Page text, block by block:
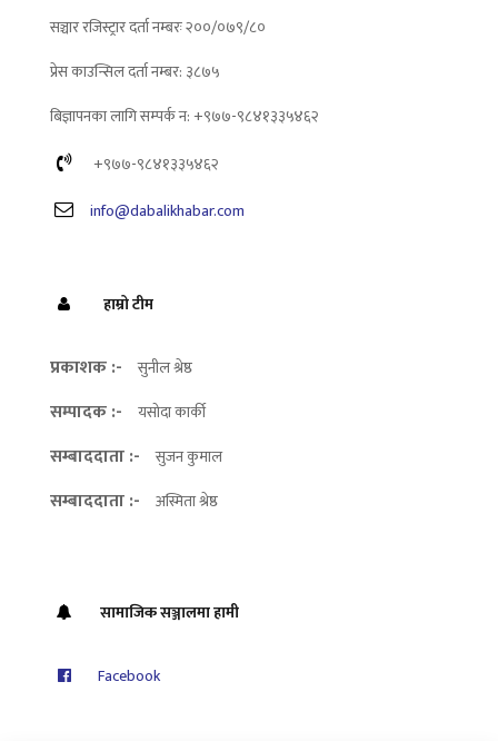
सञ्चार रजिस्ट्रार दर्ता नम्बरः २००/०७९/८०
प्रेस काउन्सिल दर्ता नम्बर: ३८७५
बिज्ञापनका लागि सम्पर्क न: +९७७-९८४१३३५४६२
+९७७-९८४१३३५४६२
info@dabalikhabar.com
हाम्रो टीम
प्रकाशक :- सुनील श्रेष्ठ
सम्पादक :- यसोदा कार्की
सम्बाददाता :- सुजन कुमाल
सम्बाददाता :- अस्मिता श्रेष्ठ
सामाजिक सञ्जालमा हामी
Facebook